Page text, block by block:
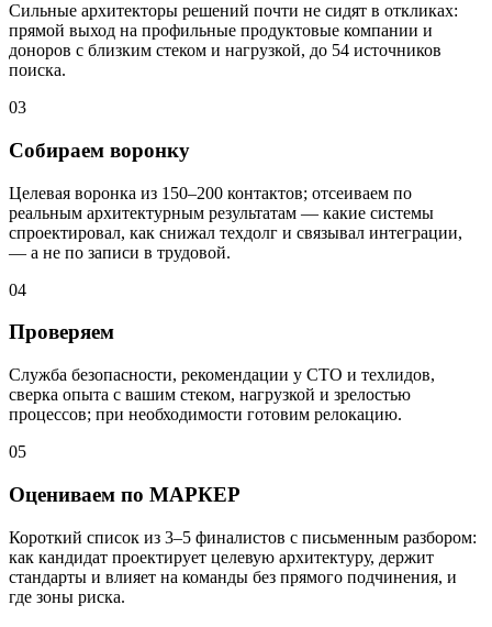
Сильные архитекторы решений почти не сидят в откликах:
прямой выход на профильные продуктовые компании и
доноров с близким стеком и нагрузкой, до 54 источников
поиска.
03
Собираем воронку
Целевая воронка из 150–200 контактов; отсеиваем по
реальным архитектурным результатам — какие системы
спроектировал, как снижал техдолг и связывал интеграции,
— а не по записи в трудовой.
04
Проверяем
Служба безопасности, рекомендации у CTO и техлидов,
сверка опыта с вашим стеком, нагрузкой и зрелостью
процессов; при необходимости готовим релокацию.
05
Оцениваем по МАРКЕР
Короткий список из 3–5 финалистов с письменным разбором:
как кандидат проектирует целевую архитектуру, держит
стандарты и влияет на команды без прямого подчинения, и
где зоны риска.